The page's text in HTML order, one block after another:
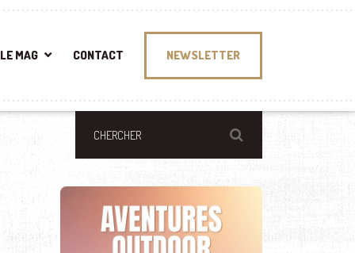
LE MAG CONTACT NEWSLETTER